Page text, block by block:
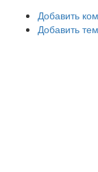
Добавить
Добавить